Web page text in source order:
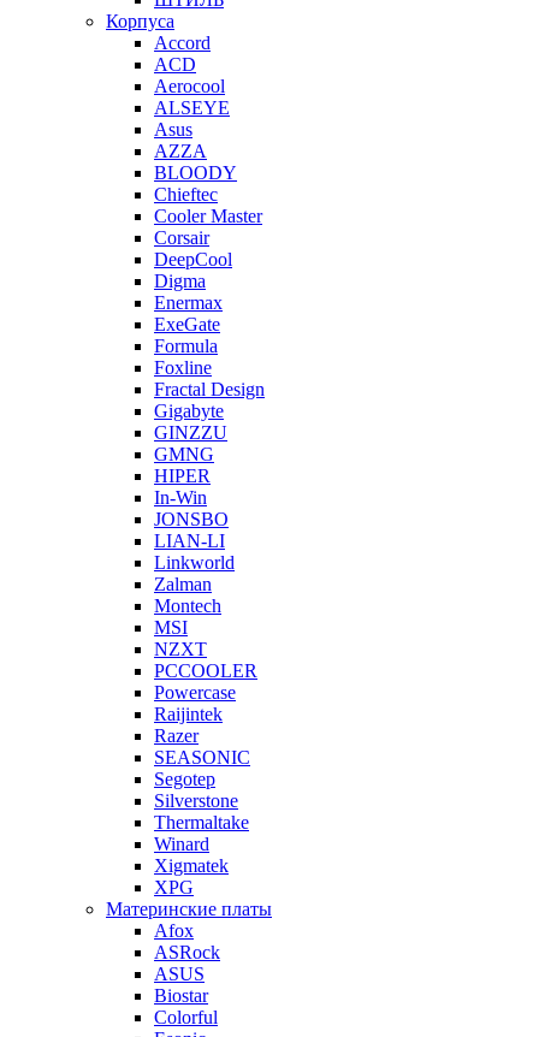
Корпуса
Accord
ACD
Aerocool
ALSEYE
Asus
AZZA
BLOODY
Chieftec
Cooler Master
Corsair
DeepCool
Digma
Enermax
ExeGate
Formula
Foxline
Fractal Design
Gigabyte
GINZZU
GMNG
HIPER
In-Win
JONSBO
LIAN-LI
Linkworld
Zalman
Montech
MSI
NZXT
PCCOOLER
Powercase
Raijintek
Razer
SEASONIC
Segotep
Silverstone
Thermaltake
Winard
Xigmatek
XPG
Материнские платы
Afox
ASRock
ASUS
Biostar
Colorful